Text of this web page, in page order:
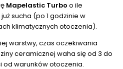
Mapelastic Turbo o ile
sucha (po 1 godzinie w
klimatycznych otoczenia).
warstwy, czas oczekiwania
ceramicznej waha się od 3 do
od warunków otoczenia.